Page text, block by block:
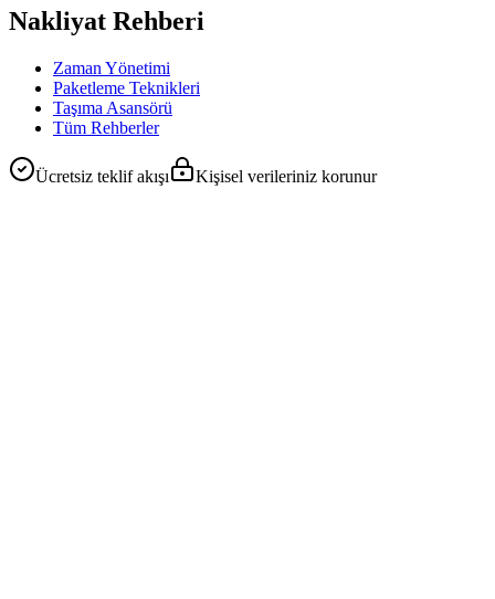
Nakliyat Rehberi
Zaman Yönetimi
Paketleme Teknikleri
Taşıma Asansörü
Tüm Rehberler
Ücretsiz teklif akışı Kişisel verileriniz korunur